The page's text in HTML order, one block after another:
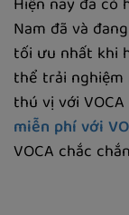
Hiện nay đã có
Nam đã và
tối ưu nhất khi
thể trải
thú vị với
miễn phí với
VOCA chắc